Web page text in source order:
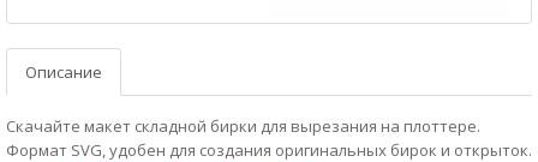
Описание
Скачайте макет складной бирки для вырезания на плоттере.
Формат SVG, удобен для создания оригинальных бирок и открыток.